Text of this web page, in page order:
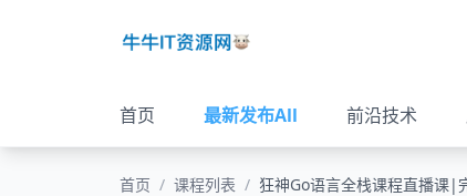
首页 最新发布All 前沿技术
首页 / 课程列表 / 狂神Go语言全栈课程直播课